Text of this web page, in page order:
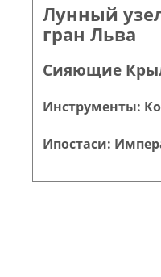
Лунный
гран Льва
Сияющие
Инструменты:
Ипостаси: